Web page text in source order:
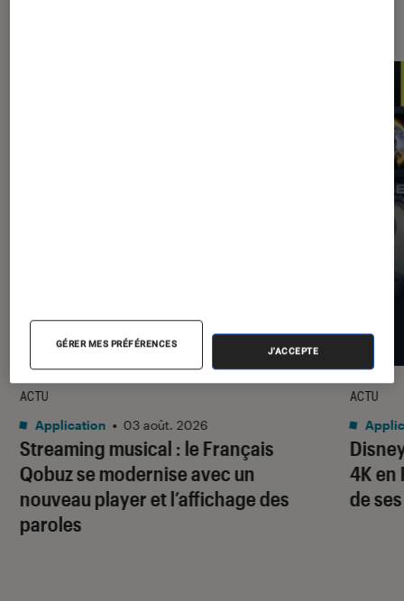
Streaming musical : le Français
Qobuz se modernise avec un
nouveau player et l’affichage des
paroles
ACTU
Application • 03 août. 2026
4K en
de
ACTU
GÉRER MES PRÉFÉRENCES
J'ACCEPTE